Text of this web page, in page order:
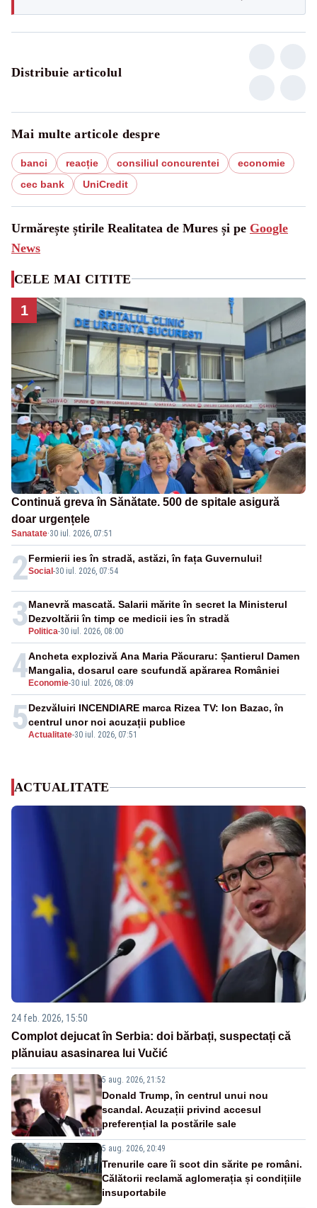
Distribuie articolul
Mai multe articole despre
banci reacție consiliul concurentei
economie
cec bank
UniCredit
Urmărește știrile Realitatea de Mures și pe Google
News
CELE MAI CITITE
1
Continuă greva în Sănătate. 500 de spitale asigură
doar urgențele
Sanatate·30 iul. 2026, 07:51
2Social -30 iul. 2026, 07:54
Fermierii ies în stradă, astăzi, în fața Guvernului!
3 Politica-30 iul. 2026, 08:00
Manevră mascată. Salarii mărite în secret la Ministerul
Dezvoltării în timp ce medicii ies în stradă
4 Economie-30 iul. 2026, 08:09
Ancheta explozivă Ana Maria Păcuraru: Șantierul Damen
Mangalia, dosarul care scufundă apărarea României
5Actualitate-30 iul. 2026, 07:51
Dezvăluiri INCENDIARE marca Rizea TV: Ion Bazac, în
centrul unor noi acuzații publice
ACTUALITATE
24 feb. 2026, 15:50
Complot dejucat în Serbia: doi bărbați, suspectați că
plănuiau asasinarea lui Vučić
5 aug. 2026, 21:52
Donald Trump, în centrul unui nou
scandal. Acuzații privind accesul
preferențial la postările sale
5 aug. 2026, 20:49
Trenurile care îi scot din sărite pe români.
Călătorii reclamă aglomerația și condițiile
insuportabile